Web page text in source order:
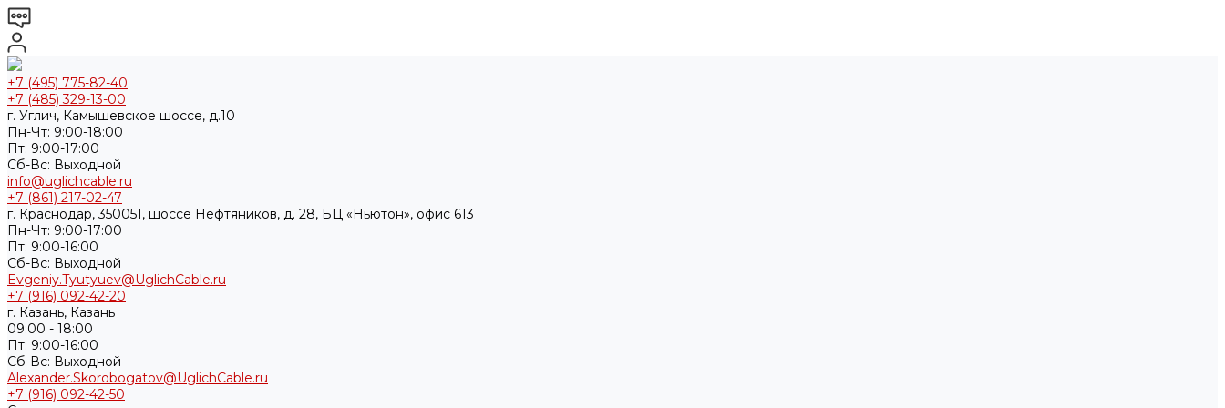
+7 (495) 775-82-40
+7 (485) 329-13-00
г. Углич, Камышевское шоссе, д.10
Пн-Чт: 9:00-18:00
Пт: 9:00-17:00
Cб-Вс: Выходной
info@uglichcable.ru
+7 (861) 217-02-47
г. Краснодар, 350051, шоссе Нефтяников, д. 28, БЦ «Ньютон», офис 613
Пн-Чт: 9:00-17:00
Пт: 9:00-16:00
Cб-Вс: Выходной
Evgeniy.Tyutyuev@UglichCable.ru
+7 (916) 092-42-20
г. Казань, Казань
09:00 - 18:00
Пт: 9:00-16:00
Cб-Вс: Выходной
Alexander.Skorobogatov@UglichCable.ru
+7 (916) 092-42-50